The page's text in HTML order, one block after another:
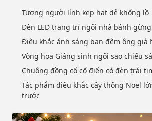
Tượng người lính kẹp hạt dẻ khổng lồ
Đèn LED trang trí ngôi nhà bánh
Điêu khắc ánh sáng ban đêm ông già
Vòng hoa Giáng sinh ngôi sao chiếu
Chuông đồng cổ cổ điển có đèn trái
Tác phẩm điêu khắc cây thông Noel
trước